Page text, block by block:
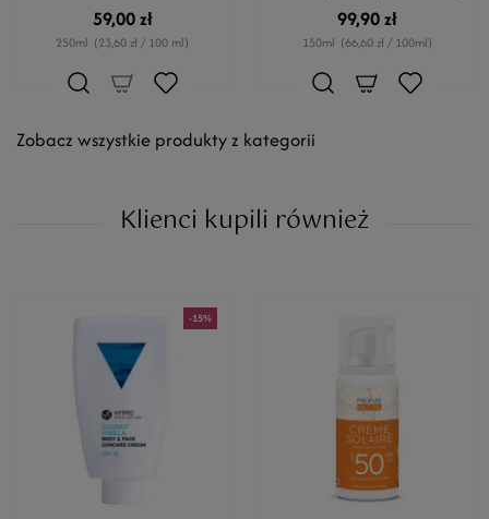
59,00 zł
250ml (23,60 zł / 100 ml)
99,90 zł
150ml (66,60 zł / 100ml)
Zobacz wszystkie produkty z kategorii
Klienci kupili również
-15%